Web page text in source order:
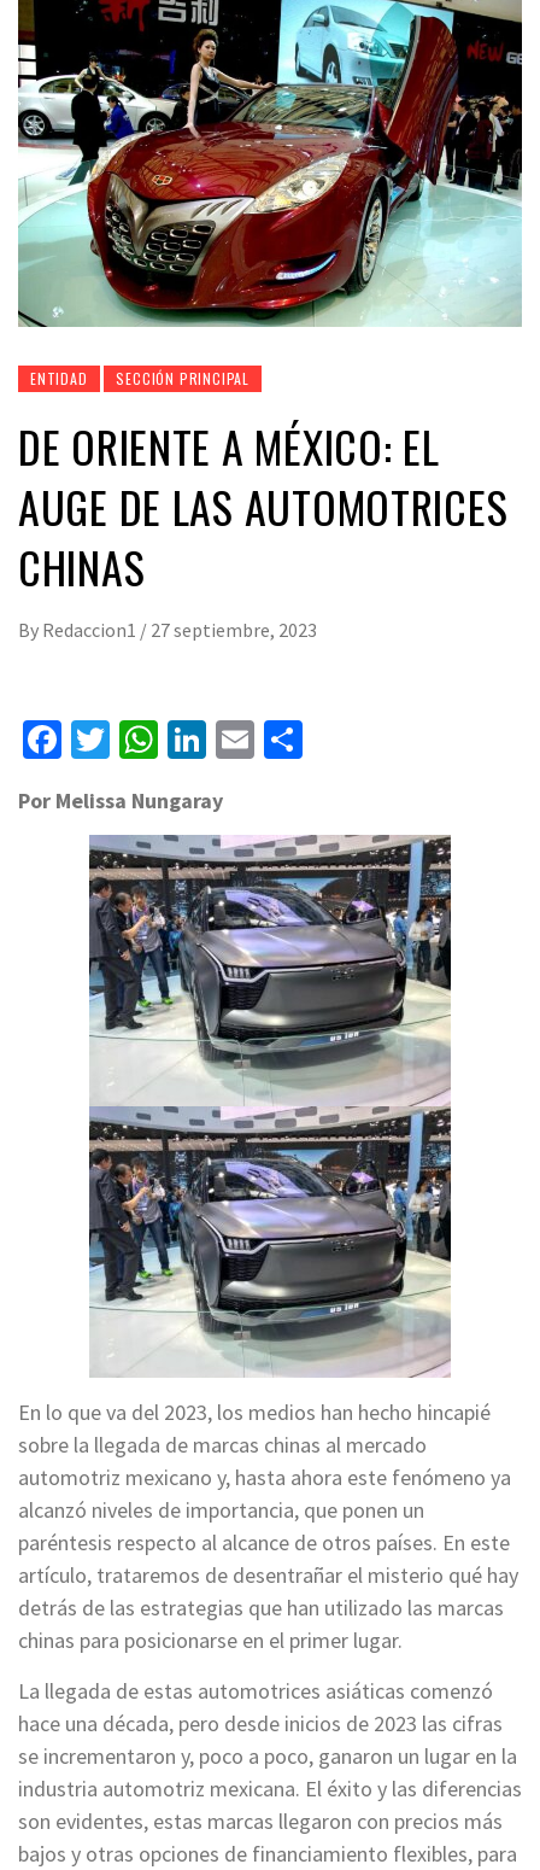
ENTIDAD SECCIÓN PRINCIPAL
DE ORIENTE A MÉXICO: EL
AUGE DE LAS AUTOMOTRICES
CHINAS
By Redaccion1 / 27 septiembre, 2023
Facebook
Twitter
WhatsApp
LinkedIn
Email
Por Melissa Nungaray
En lo que va del 2023, los medios han hecho hincapié
sobre la llegada de marcas chinas al mercado
automotriz mexicano y, hasta ahora este fenómeno ya
alcanzó niveles de importancia, que ponen un
paréntesis respecto al alcance de otros países. En este
artículo, trataremos de desentrañar el misterio qué hay
detrás de las estrategias que han utilizado las marcas
chinas para posicionarse en el primer lugar.
La llegada de estas automotrices asiáticas comenzó
hace una década, pero desde inicios de 2023 las cifras
se incrementaron y, poco a poco, ganaron un lugar en la
industria automotriz mexicana. El éxito y las diferencias
son evidentes, estas marcas llegaron con precios más
bajos y otras opciones de financiamiento flexibles, para